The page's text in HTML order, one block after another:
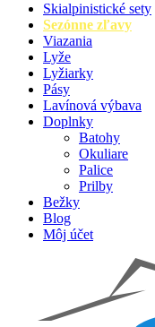
Skialpinistické sety
Sezónne zľavy
Viazania
Lyže
Lyžiarky
Pásy
Lavínová výbava
Doplnky
Batohy
Okuliare
Palice
Prilby
Bežky
Blog
Môj účet